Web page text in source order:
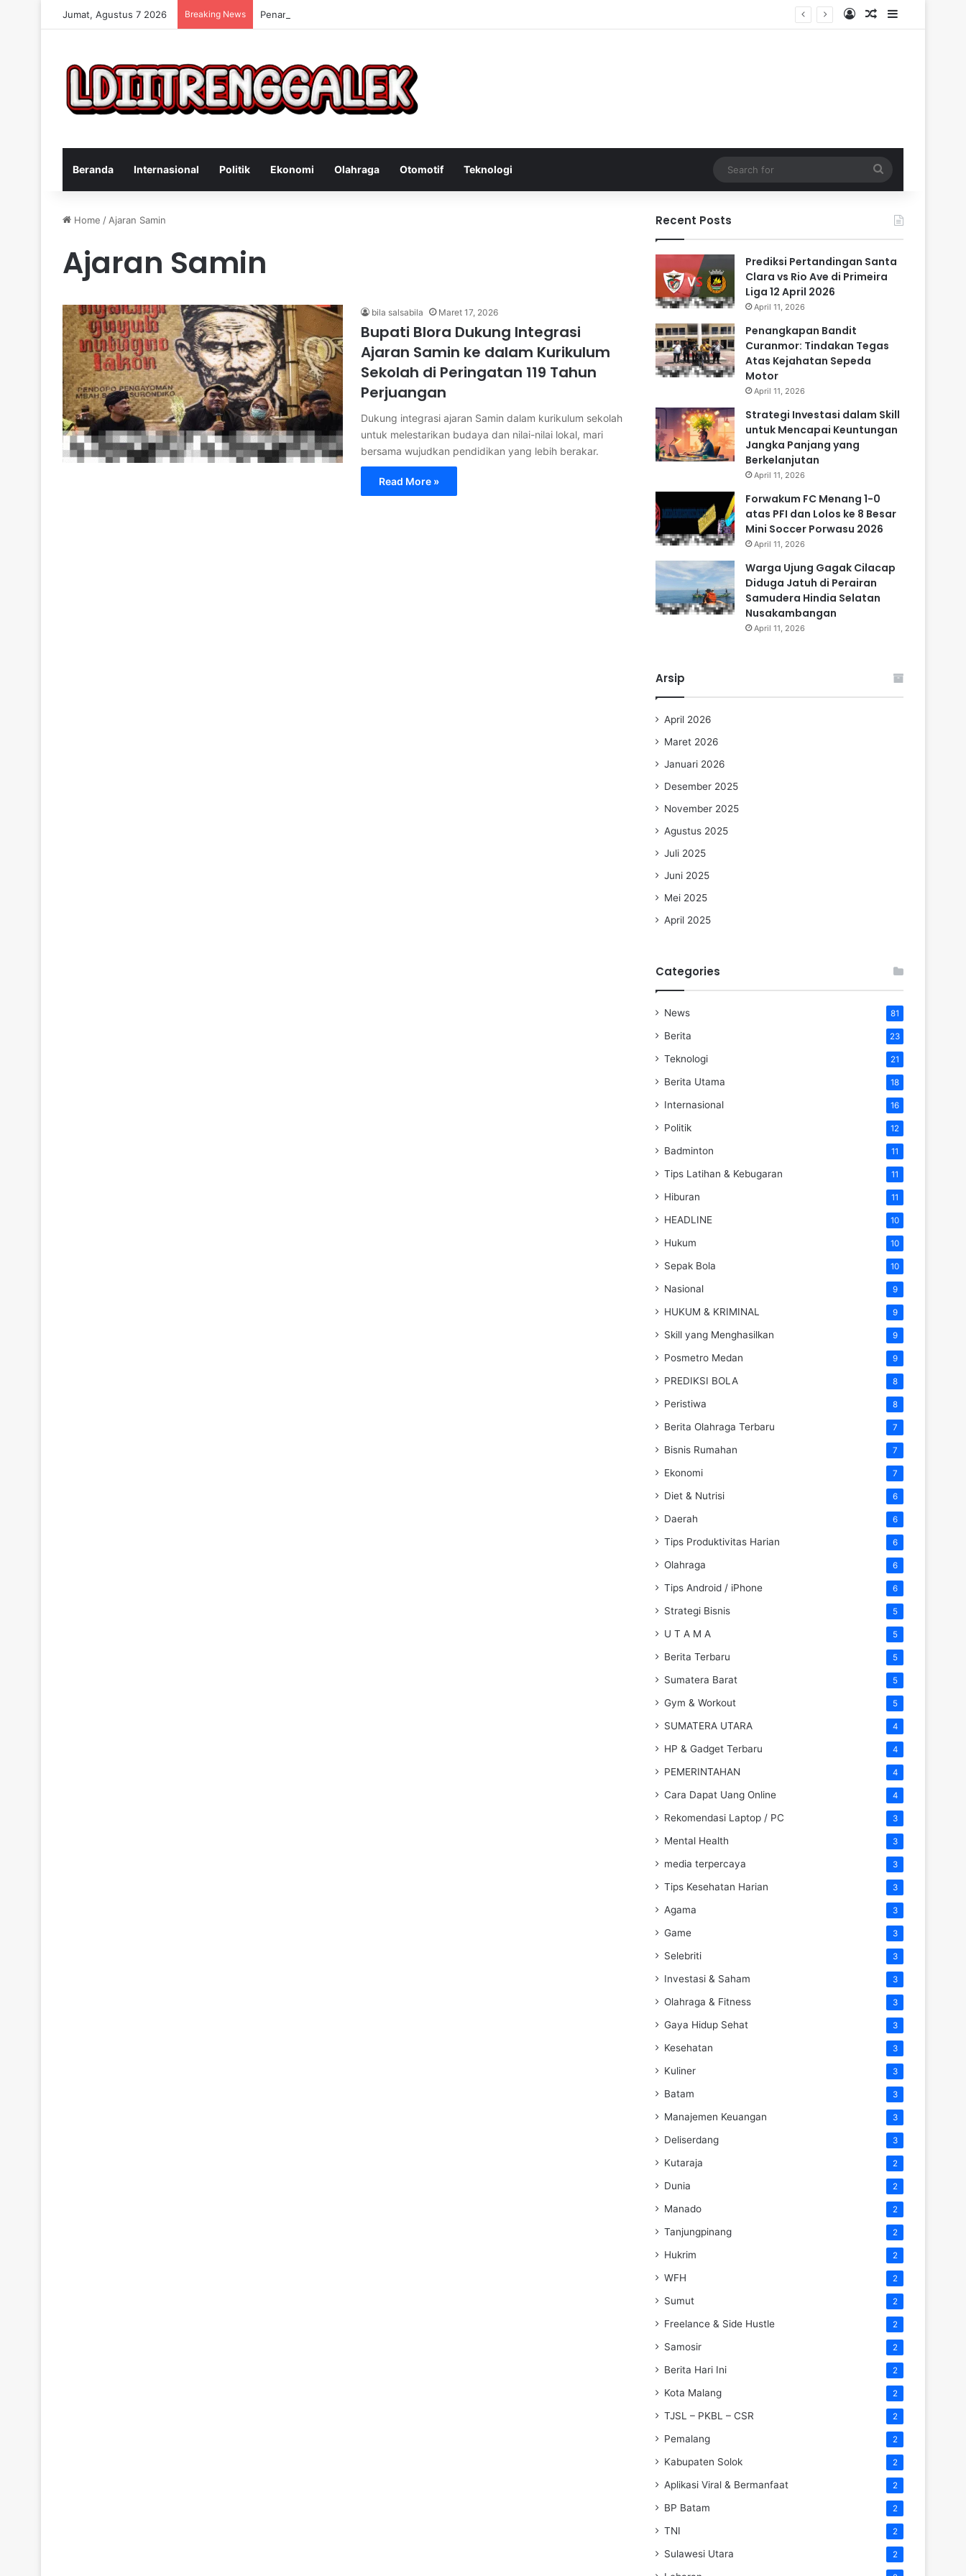
Jumat, Agustus 7 2026 Breaking News Penangkapan Bandit Curanmor: Tindakan Tegas Atas Kejahatan Sepeda Motor Log InRandom Article
Sidebar
Beranda Internasional Politik Ekonomi Olahraga Otomotif Teknologi
for
Home / Ajaran Samin
Ajaran Samin
bila salsabila Maret 17, 2026
Bupati Blora Dukung Integrasi
Ajaran Samin ke dalam Kurikulum
Sekolah di Peringatan 119 Tahun
Perjuangan
Dukung integrasi ajaran Samin dalam kurikulum sekolah
untuk melestarikan budaya dan nilai-nilai lokal, mari
bersama wujudkan pendidikan yang lebih berakar.
Read More »
Recent Posts
Prediksi Pertandingan Santa
Clara vs Rio Ave di Primeira
Liga 12 April 2026
April 11, 2026
Penangkapan Bandit
Curanmor: Tindakan Tegas
Atas Kejahatan Sepeda
Motor
April 11, 2026
Strategi Investasi dalam Skill
untuk Mencapai Keuntungan
Jangka Panjang yang
Berkelanjutan
April 11, 2026
Forwakum FC Menang 1-0
atas PFI dan Lolos ke 8 Besar
Mini Soccer Porwasu 2026
April 11, 2026
Warga Ujung Gagak Cilacap
Diduga Jatuh di Perairan
Samudera Hindia Selatan
Nusakambangan
April 11, 2026
Arsip
April 2026
Maret 2026
Januari 2026
Desember 2025
November 2025
Agustus 2025
Juli 2025
Juni 2025
Mei 2025
April 2025
Categories
News 81
Berita 23
Teknologi 21
Berita Utama 18
Internasional 16
Politik 12
Badminton 11
Tips Latihan & Kebugaran 11
Hiburan 11
HEADLINE 10
Hukum 10
Sepak Bola 10
Nasional 9
HUKUM & KRIMINAL 9
Skill yang Menghasilkan 9
Posmetro Medan 9
PREDIKSI BOLA 8
Peristiwa 8
Berita Olahraga Terbaru 7
Bisnis Rumahan 7
Ekonomi 7
Diet & Nutrisi 6
Daerah 6
Tips Produktivitas Harian 6
Olahraga 6
Tips Android / iPhone 6
Strategi Bisnis 5
U T A M A 5
Berita Terbaru 5
Sumatera Barat 5
Gym & Workout 5
SUMATERA UTARA 4
HP & Gadget Terbaru 4
PEMERINTAHAN 4
Cara Dapat Uang Online 4
Rekomendasi Laptop / PC 3
Mental Health 3
media terpercaya 3
Tips Kesehatan Harian 3
Agama 3
Game 3
Selebriti 3
Investasi & Saham 3
Olahraga & Fitness 3
Gaya Hidup Sehat 3
Kesehatan 3
Kuliner 3
Batam 3
Manajemen Keuangan 3
Deliserdang 3
Kutaraja 2
Dunia 2
Manado 2
Tanjungpinang 2
Hukrim 2
WFH 2
Sumut 2
Freelance & Side Hustle 2
Samosir 2
Berita Hari Ini 2
Kota Malang 2
TJSL – PKBL – CSR 2
Pemalang 2
Kabupaten Solok 2
Aplikasi Viral & Bermanfaat 2
BP Batam 2
TNI 2
Sulawesi Utara 2